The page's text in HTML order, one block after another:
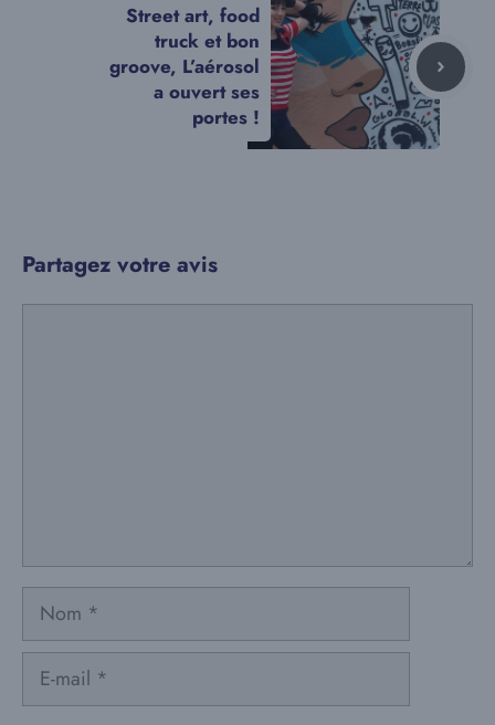
Street art, food
truck et bon
groove, L’aérosol
a ouvert ses
portes !
Partagez votre avis
Nom
mail